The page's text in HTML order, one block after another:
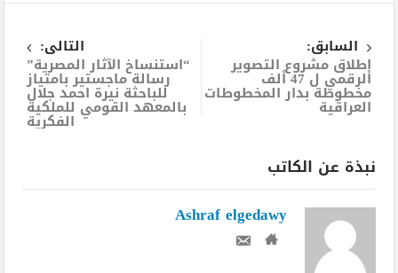
السابق:
إطلاق مشروع التصوير
الرقمي ل 47 ألف
مخطوطة بدار المخطوطات
العراقية
التالى:
“استنساخ الآثار المصرية”
رسالة ماجستير بامتياز
للباحثة نيرة احمد جلال
بالمعهد القومي للملكية
الفكرية
نبذة عن الكاتب
Ashraf elgedawy